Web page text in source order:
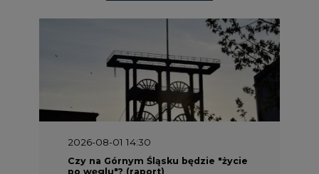
2026-08-01 13:00
Wyszedł ciekawy raport o stanie
klimatu w Europie